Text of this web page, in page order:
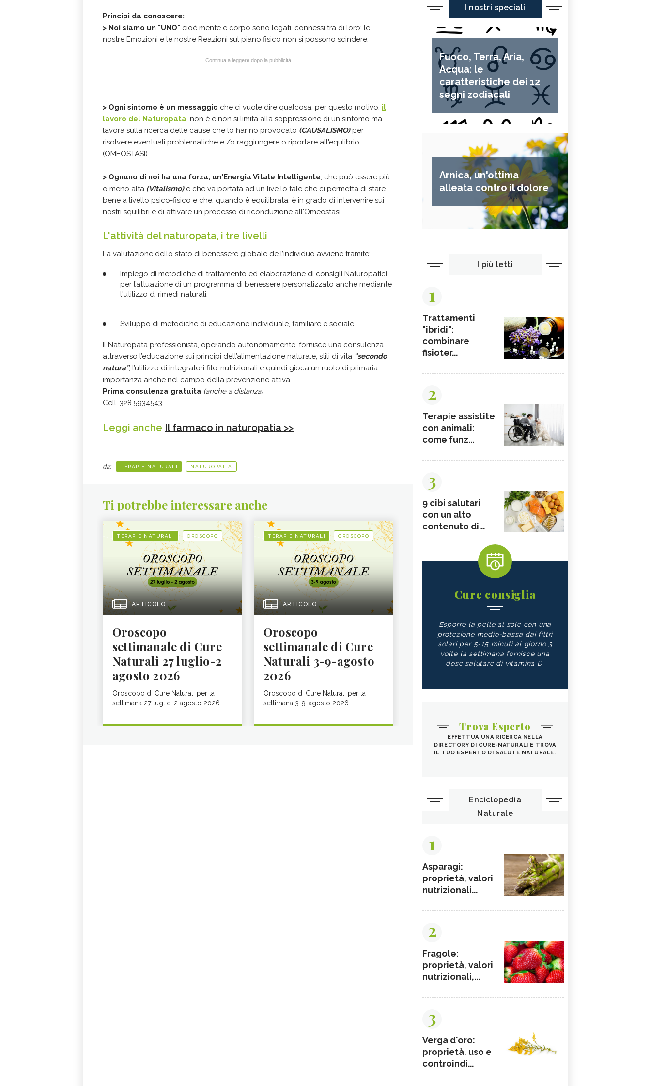
Principi da conoscere:
> Noi siamo un "UNO" cioè mente e corpo sono legati, connessi tra di loro; le
nostre Emozioni e le nostre Reazioni sul piano fisico non si possono scindere.
Continua a leggere dopo la pubblicità
> Ogni sintomo è un messaggio che ci vuole dire qualcosa, per questo motivo, il
lavoro del Naturopata, non è e non si limita alla soppressione di un sintomo ma
lavora sulla ricerca delle cause che lo hanno provocato (CAUSALISMO)per
risolvere eventuali problematiche e /o raggiungere o riportare all'equlibrio
(OMEOSTASI).
> Ognuno di noi ha una forza, un'Energia Vitale Intelligente, che può essere più
o meno alta (Vitalismo)e che va portata ad un livello tale che ci permetta di stare
bene a livello psico-fisico e che, quando è equilibrata, è in grado di intervenire sui
nostri squilibri e di attivare un processo di riconduzione all'Omeostasi.
L'attività del naturopata, i tre livelli
La valutazione dello stato di benessere globale dell’individuo avviene tramite;
Impiego di metodiche di trattamento ed elaborazione di consigli Naturopatici
per l’attuazione di un programma di benessere personalizzato anche mediante
l'utilizzo di rimedi naturali;
Sviluppo di metodiche di educazione individuale, familiare e sociale.
Il Naturopata professionista, operando autonomamente, fornisce una consulenza
attraverso l’educazione sui principi dell’alimentazione naturale, stili di vita “secondo
natura”, l’utilizzo di integratori fito-nutrizionali e quindi gioca un ruolo di primaria
importanza anche nel campo della prevenzione attiva.
Prima consulenza gratuita (anche a distanza)
Cell. 328.5934543
Leggi anche Il farmaco in naturopatia >>
da: TERAPIE NATURALI NATUROPATIA
Ti potrebbe interessare anche
TERAPIE NATURALI OROSCOPO
ARTICOLO
Oroscopo
settimanale di Cure
Naturali 27 luglio-2
agosto 2026
Oroscopo di Cure Naturali per la
settimana 27 luglio-2 agosto 2026
TERAPIE NATURALI OROSCOPO
ARTICOLO
Oroscopo
settimanale di Cure
Naturali 3-9-agosto
2026
Oroscopo di Cure Naturali per la
settimana 3-9-agosto 2026
I nostri speciali
Fuoco, Terra, Aria,
Acqua: le
caratteristiche dei 12
segni zodiacali
Arnica, un'ottima
alleata contro il dolore
I più letti
1
Trattamenti
"ibridi":
combinare
fisioter...
2
Terapie assistite
con animali:
come funz...
3
9 cibi salutari
con un alto
contenuto di...
Cure consiglia
Esporre la pelle al sole con una
protezione medio-bassa dai filtri
solari per 5-15 minuti al giorno 3
volte la settimana fornisce una
dose salutare di vitamina D.
Trova Esperto
EFFETTUA UNA RICERCA NELLA
DIRECTORY DI CURE-NATURALI E TROVA
IL TUO ESPERTO DI SALUTE NATURALE.
Enciclopedia
Naturale
1
Asparagi:
proprietà, valori
nutrizionali...
2
Fragole:
proprietà, valori
nutrizionali,...
3
Verga d'oro:
proprietà, uso e
controindi...